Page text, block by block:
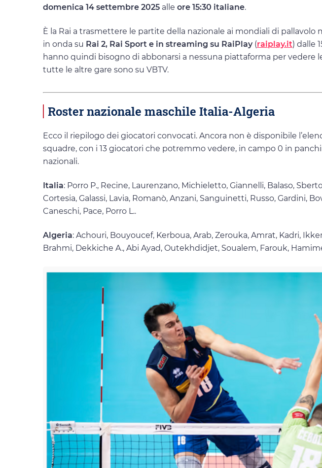
domenica 14 settembre 2025 alle ore 15:30 italiane.
È la Rai a trasmettere le partite della nazionale ai mondiali di pallavolo
in onda su Rai 2, Rai Sport e in streaming su RaiPlay(raiplay.it) dalle
hanno quindi bisogno di abbonarsi a nessuna piattaforma per vedere
tutte le altre gare sono su VBTV.
Roster nazionale maschile Italia-Algeria
Ecco il riepilogo dei giocatori convocati. Ancora non è disponibile
squadre, con i 13 giocatori che potremmo vedere, in campo 0 in
nazionali.
Italia: Porro P., Recine, Laurenzano, Michieletto, Giannelli, Balaso,
Cortesia, Galassi, Lavia, Romanò, Anzani, Sanguinetti, Russo, Gardini,
Caneschi, Pace, Porro L..
Algeria: Achouri, Bouyoucef, Kerboua, Arab, Zerouka, Amrat, Kadri,
Brahmi, Dekkiche A., Abi Ayad, Outekhdidjet, Soualem, Farouk,